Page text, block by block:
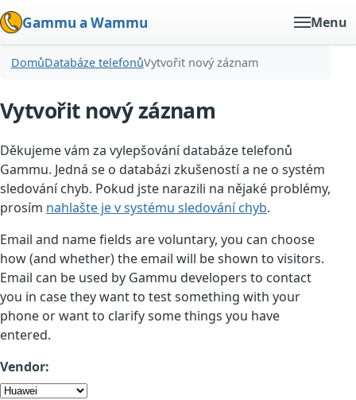
Gammu a Wammu Menu
DomůDatabáze telefonůVytvořit nový záznam
Vytvořit nový záznam
Děkujeme vám za vylepšování databáze telefonů
Gammu. Jedná se o databázi zkušeností a ne o systém
sledování chyb. Pokud jste narazili na nějaké problémy,
prosím nahlašte je v systému sledování chyb.
Email and name fields are voluntary, you can choose
how (and whether) the email will be shown to visitors.
Email can be used by Gammu developers to contact
you in case they want to test something with your
phone or want to clarify some things you have
entered.
Vendor: